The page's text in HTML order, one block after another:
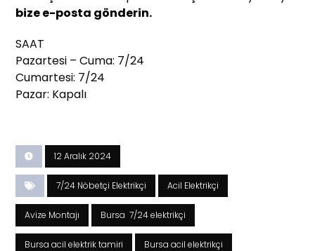
bize e-posta gönderin.
SAAT
Pazartesi – Cuma: 7/24
Cumartesi: 7/24
Pazar: Kapalı
12 Aralık 2024
7/24 Nöbetçi Elektrikçi Acil Elektrikçi
Avize Montajı Bursa 7/24 elektrikçi
Bursa acil elektrik tamiri Bursa acil elektrikçi